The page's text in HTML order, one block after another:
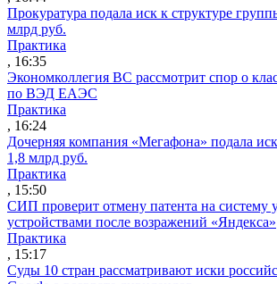
Прокуратура подала иск к структуре
млрд руб.
Практика
, 16:35
Экономколлегия ВС рассмотрит спор о
по ВЭД ЕАЭС
Практика
, 16:24
Дочерняя компания «Мегафона» подала
1,8 млрд руб.
Практика
, 15:50
СИП проверит отмену патента на систему
устройствами после возражений «Яндекса»
Практика
, 15:17
Суды 10 стран рассматривают иски